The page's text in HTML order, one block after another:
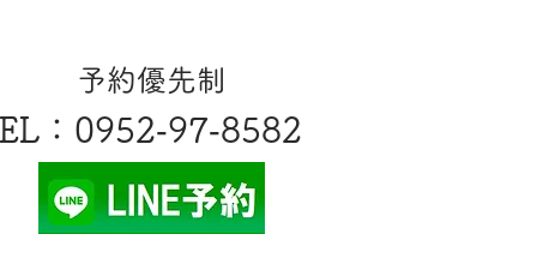
​予約優先制
​：0952‐97‐8582